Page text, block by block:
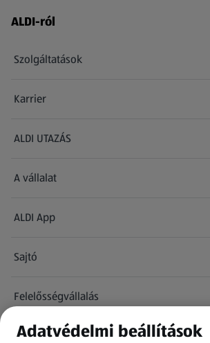
Láblécmenü - további linkek
ALDI-ról
Szolgáltatások
Karrier
(új oldalon nyílik meg)
ALDI UTAZÁS
(új oldalon nyílik meg)
A vállalat
ALDI App
Sajtó
Felelősségvállalás
Adatvédelmi beállítások